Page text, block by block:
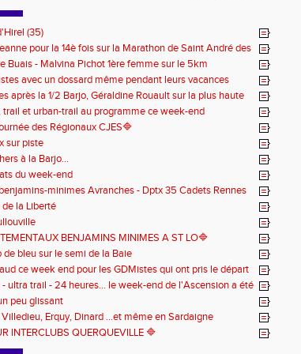
(35)
pour la 14è fois sur la Marathon de Saint André des
Buais - Malvina Pichot 1ère femme sur le 5km
avec un dossard même pendant leurs vacances
après la 1/2 Barjo, Géraldine Rouault sur la plus haute
podium du Trail de l'Ange Michel
trail et urban-trail au programme ce week-end
des Régionaux CJES🔷️
sur piste
à la Barjo...
du week-end
minimes Avranches - Dptx 35 Cadets Rennes
la Liberté
BENJAMINS MINIMES A ST LO️🔷️
de bleu sur le semi de la Baie
ce week end pour les GDMistes qui ont pris le départ
- ultra trail - 24 heures... le week-end de l'Ascension a été
peu glissant
Erquy, Dinard ...et même en Sardaigne
INTERCLUBS QUERQUEVILLE 🔷️